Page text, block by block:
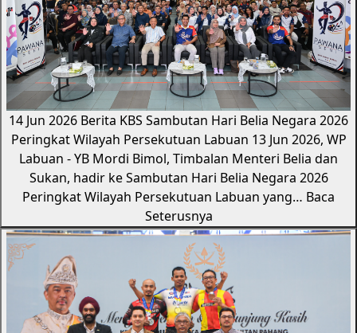
14 Jun 2026 Berita KBS Sambutan Hari Belia Negara 2026
Peringkat Wilayah Persekutuan Labuan 13 Jun 2026, WP
Labuan - YB Mordi Bimol, Timbalan Menteri Belia dan
Sukan, hadir ke Sambutan Hari Belia Negara 2026
Peringkat Wilayah Persekutuan Labuan yang… Baca
Seterusnya